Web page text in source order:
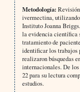
Metodología:
ivermectina,
Instituto Joanna
la evidencia científica
tratamiento de
identificar los trabajos
realizaron búsquedas
internacionales. De
22 para su lectura
estudios.